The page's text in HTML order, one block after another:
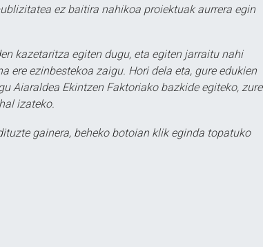
ez baitira nahikoa proiektuak aurrera egin
kazetaritza egiten dugu, eta egiten jarraitu nahi
ere ezinbestekoa zaigu. Hori dela eta, gure edukien
Aiaraldea Ekintzen Faktoriako bazkide egiteko, zure
izateko.
gainera, beheko botoian klik eginda topatuko